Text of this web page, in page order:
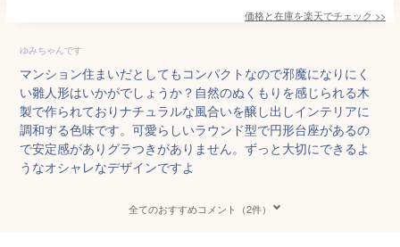
価格と在庫を楽天でチェック >>
ゆみちゃんです
マンション住まいだとしてもコンパクトなので邪魔になりにく
い雛人形はいかがでしょうか？自然のぬくもりを感じられる木
製で作られておりナチュラルな風合いを醸し出しインテリアに
調和する色味です。可愛らしいラウンド型で円形台座があるの
で安定感がありグラつきがありません。ずっと大切にできるよ
うなオシャレなデザインですよ
全てのおすすめコメント（2件）